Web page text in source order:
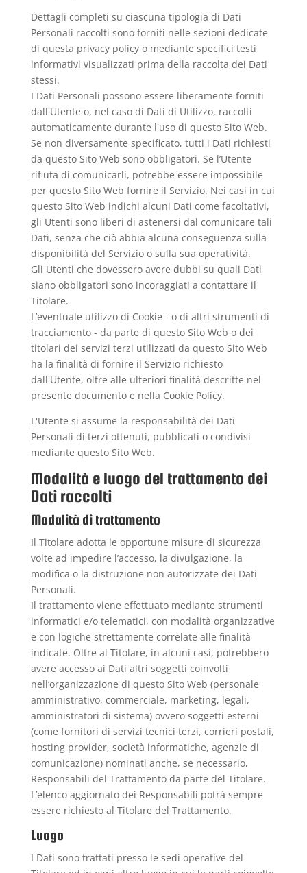
Dettagli completi su ciascuna tipologia di Dati
Personali raccolti sono forniti nelle sezioni dedicate
di questa privacy policy o mediante specifici testi
informativi visualizzati prima della raccolta dei Dati
stessi.
I Dati Personali possono essere liberamente forniti
dall'Utente o, nel caso di Dati di Utilizzo, raccolti
automaticamente durante l'uso di questo Sito Web.
Se non diversamente specificato, tutti i Dati richiesti
da questo Sito Web sono obbligatori. Se l’Utente
rifiuta di comunicarli, potrebbe essere impossibile
per questo Sito Web fornire il Servizio. Nei casi in cui
questo Sito Web indichi alcuni Dati come facoltativi,
gli Utenti sono liberi di astenersi dal comunicare tali
Dati, senza che ciò abbia alcuna conseguenza sulla
disponibilità del Servizio o sulla sua operatività.
Gli Utenti che dovessero avere dubbi su quali Dati
siano obbligatori sono incoraggiati a contattare il
Titolare.
L’eventuale utilizzo di Cookie - o di altri strumenti di
tracciamento - da parte di questo Sito Web o dei
titolari dei servizi terzi utilizzati da questo Sito Web
ha la finalità di fornire il Servizio richiesto
dall'Utente, oltre alle ulteriori finalità descritte nel
presente documento e nella Cookie Policy.
L'Utente si assume la responsabilità dei Dati
Personali di terzi ottenuti, pubblicati o condivisi
mediante questo Sito Web.
Modalità e luogo del trattamento dei
Dati raccolti
Modalità di trattamento
Il Titolare adotta le opportune misure di sicurezza
volte ad impedire l’accesso, la divulgazione, la
modifica o la distruzione non autorizzate dei Dati
Personali.
Il trattamento viene effettuato mediante strumenti
informatici e/o telematici, con modalità organizzative
e con logiche strettamente correlate alle finalità
indicate. Oltre al Titolare, in alcuni casi, potrebbero
avere accesso ai Dati altri soggetti coinvolti
nell’organizzazione di questo Sito Web (personale
amministrativo, commerciale, marketing, legali,
amministratori di sistema) ovvero soggetti esterni
(come fornitori di servizi tecnici terzi, corrieri postali,
hosting provider, società informatiche, agenzie di
comunicazione) nominati anche, se necessario,
Responsabili del Trattamento da parte del Titolare.
L’elenco aggiornato dei Responsabili potrà sempre
essere richiesto al Titolare del Trattamento.
Luogo
I Dati sono trattati presso le sedi operative del